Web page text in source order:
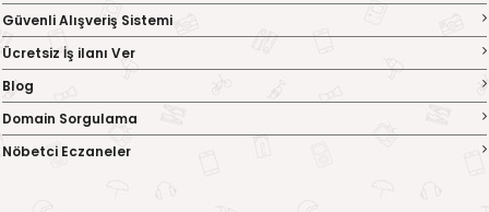
Güvenli Alışveriş Sistemi
Ücretsiz İş ilanı Ver
Blog
Domain Sorgulama
Nöbetci Eczaneler